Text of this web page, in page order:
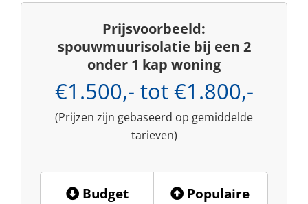
Prijsvoorbeeld:
spouwmuurisolatie bij een 2
onder 1 kap woning
€1.500,- tot €1.800,-
(Prijzen zijn gebaseerd op gemiddelde
tarieven)
Budget
Populaire